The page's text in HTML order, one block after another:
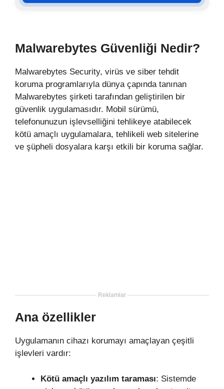
Malwarebytes Güvenliği Nedir?
Malwarebytes Security, virüs ve siber tehdit
koruma programlarıyla dünya çapında tanınan
Malwarebytes şirketi tarafından geliştirilen bir
güvenlik uygulamasıdır. Mobil sürümü,
telefonunuzun işlevselliğini tehlikeye atabilecek
kötü amaçlı uygulamalara, tehlikeli web sitelerine
ve şüpheli dosyalara karşı etkili bir koruma sağlar.
Reklamlar
Ana özellikler
Uygulamanın cihazı korumayı amaçlayan çeşitli
işlevleri vardır:
Kötü amaçlı yazılım taraması: Sistemde